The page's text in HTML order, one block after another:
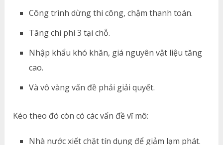
Công trình dừng thi công, chậm thanh toán.
Tăng chi phí 3 tại chỗ.
Nhập khẩu khó khăn, giá nguyên vật liệu tăng
cao.
Và vô vàng vấn đề phải giải quyết.
Kéo theo đó còn có các vấn đề vĩ mô:
Nhà nước xiết chặt tín dụng để giảm lạm phát.